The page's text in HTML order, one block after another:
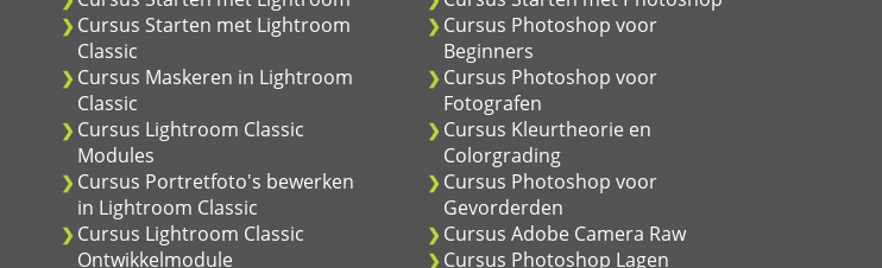
Cursus Starten met Lightroom
Classic
Cursus Maskeren in Lightroom
Classic
Cursus Lightroom Classic
Modules
Cursus Portretfoto's bewerken
in Lightroom Classic
Cursus Lightroom Classic
Ontwikkelmodule
Cursus Photoshop voor
Beginners
Cursus Photoshop voor
Fotografen
Cursus Kleurtheorie en
Colorgrading
Cursus Photoshop voor
Gevorderden
Cursus Adobe Camera Raw
Cursus Photoshop Lagen